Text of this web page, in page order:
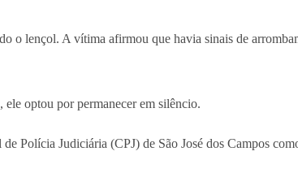
o lençol. A vítima afirmou que havia sinais de
ele optou por permanecer em silêncio.
Polícia Judiciária (CPJ) de São José dos Campos